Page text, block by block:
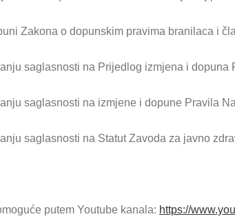
Zakona o dopunskim pravima branilaca i
saglasnosti na Prijedlog izmjena i dopuna
saglasnosti na izmjene i dopune Pravila
saglasnosti na Statut Zavoda za javno
putem Youtube kanala: https://